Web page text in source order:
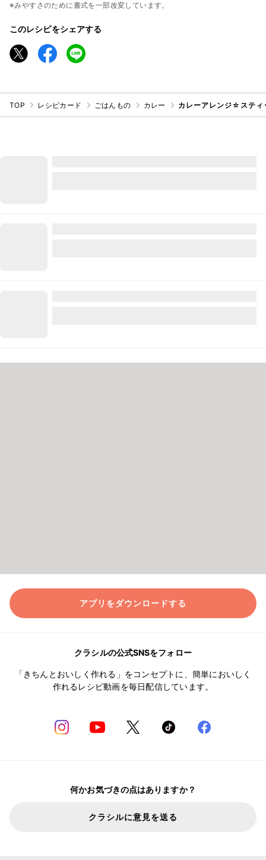
※みやすさのために書式を一部改変しています。
このレシピをシェアする
TOP レシピカード ごはんもの カレー カレーアレンジ☆スティ
アプリをダウンロードする
クラシルの公式SNSをフォロー
「きちんとおいしく作れる」をコンセプトに、簡単においしく
作れるレシピ動画を毎日配信しています。
何かお気づきの点はありますか？
クラシルに意見を送る